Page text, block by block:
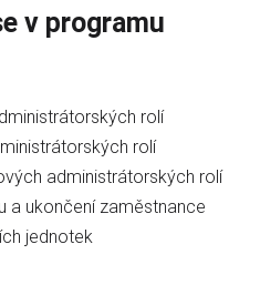
v programu
rolí
rolí
administrátorských rolí
a ukončení zaměstnance
jednotek